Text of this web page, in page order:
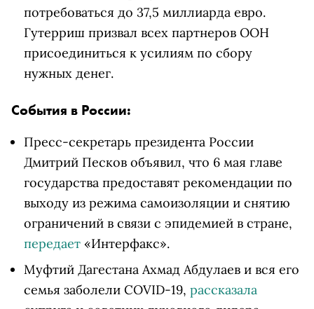
потребоваться до 37,5 миллиарда евро.
Гутерриш призвал всех партнеров ООН
присоединиться к усилиям по сбору
нужных денег.
События в России:
Пресс-секретарь президента России
Дмитрий Песков объявил, что 6 мая главе
государства предоставят рекомендации по
выходу из режима самоизоляции и снятию
ограничений в связи с эпидемией в стране,
передает «Интерфакс».
Муфтий Дагестана Ахмад Абдулаев и вся его
семья заболели COVID-19, рассказала